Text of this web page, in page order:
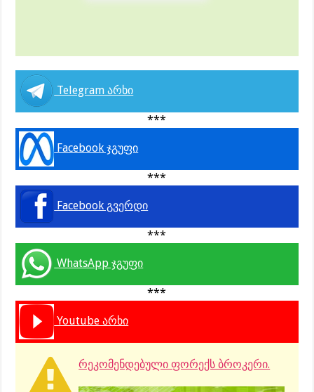
Telegram არხი
***
Facebook ჯგუფი
***
Facebook გვერდი
***
WhatsApp ჯგუფი
***
Youtube არხი
რეკომენდებული ფორექს ბროკერი.